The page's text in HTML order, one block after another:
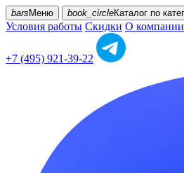
bars Меню book_circleКаталог по
Условия работы Скидки О компании
+7 (495) 921-39-22